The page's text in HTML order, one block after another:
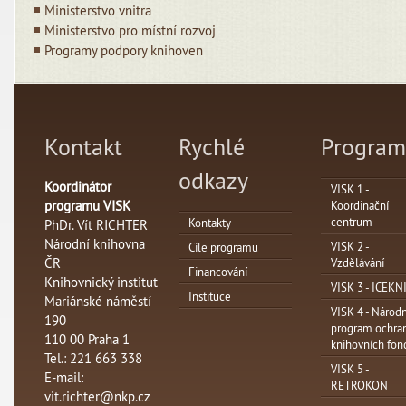
Ministerstvo vnitra
Ministerstvo pro místní rozvoj
Programy podpory knihoven
Kontakt
Koordinátor
programu VISK
PhDr. Vít RICHTER
Národní knihovna
ČR
Knihovnický institut
Mariánské náměstí
190
110 00 Praha 1
Tel.: 221 663 338
E-mail:
vit.richter@nkp.cz
Rychlé
odkazy
Kontakty
Cíle programu
Financování
Instituce
VISK 1 -
Koordinační
centrum
VISK 2 -
Vzdělávání
VISK 3 - ICEKNI
VISK 4 -
program
knihovních
VISK 5 -
RETROKON